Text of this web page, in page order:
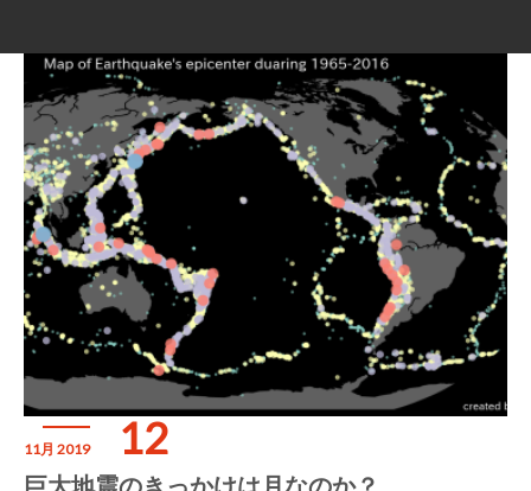
11月 2019 12
巨大地震のきっかけは月なのか？